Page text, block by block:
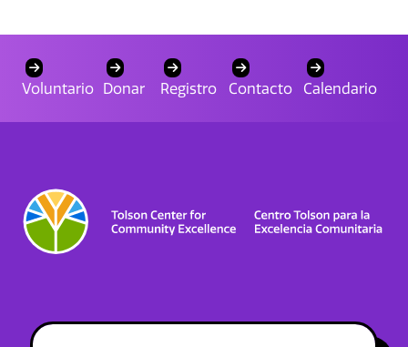
Voluntario Donar Registro Contacto Calendario